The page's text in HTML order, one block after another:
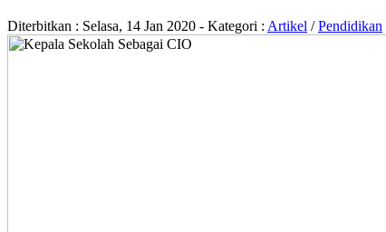
Diterbitkan : Selasa, 14 Jan 2020 - Kategori : Artikel /Pendidikan